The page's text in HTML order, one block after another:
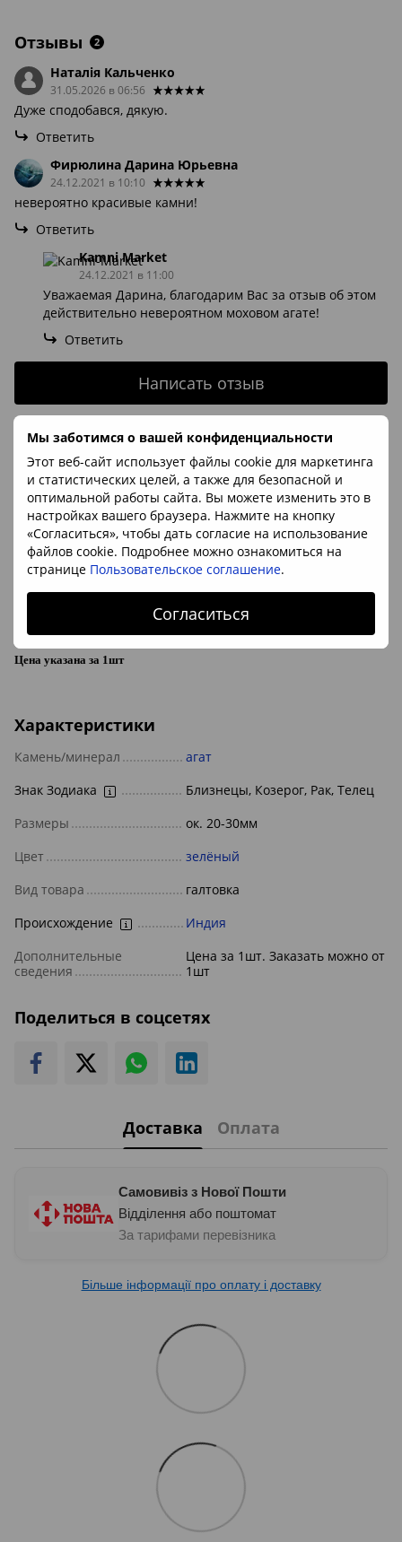
Мы заботимся о вашей конфиденциальности
Этот веб-сайт использует файлы cookie для маркетинга
и статистических целей, а также для безопасной и
оптимальной работы сайта. Вы можете изменить это в
настройках вашего браузера. Нажмите на кнопку
«Согласиться», чтобы дать согласие на использование
файлов cookie. Подробнее можно ознакомиться на
странице Пользовательское соглашение.
Согласиться
Отзывы 2
Наталія Кальченко
31.05.2026 в 06:56
Дуже сподобався, дякую.
Ответить
Фирюлина Дарина Юрьевна
24.12.2021 в 10:10
невероятно красивые камни!
Ответить
Kamni Market
24.12.2021 в 11:00
Уважаемая Дарина, благодарим Вас за отзыв об этом
действительно невероятном моховом агате!
Ответить
Написать отзыв
Описание
Полированная галька из мохового агата
При необходимости мы подбираем и фотографируем
камни перед отправкой для выбора
Происхождение камня:Индия
Цена указана за 1шт
Характеристики
Камень/минерал
агат
Знак Зодиака
Близнецы, Козерог, Рак, Телец
Размеры
ок. 20-30мм
Цвет
зелёный
Вид товара
галтовка
Происхождение
Индия
Дополнительные
сведения
Цена за 1шт. Заказать можно от
1шт
Поделиться в соцсетях
Доставка Оплата
Самовивіз з Нової Пошти
Відділення або поштомат
За тарифами перевізника
Більше інформації про оплату і доставку